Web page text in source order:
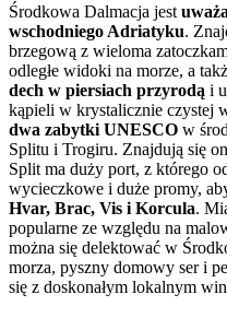
Środkowa Dalmacja jest
wschodniego Adriatyku.
brzegową z wieloma
odległe widoki na morze, a
dech w piersiach przyrodą i
kąpieli w krystalicznie czystej
dwa zabytki UNESCO w
Splitu i Trogiru. Znajdują się
Split ma duży port, z którego
wycieczkowe i duże promy,
Hvar, Brac, Vis i Korcula.
popularne ze względu na
można się delektować w
morza, pyszny domowy ser i
się z doskonałym lokalnym